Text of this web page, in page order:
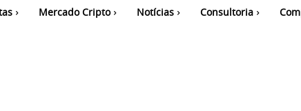
Mercado Cripto Notícias Consultoria